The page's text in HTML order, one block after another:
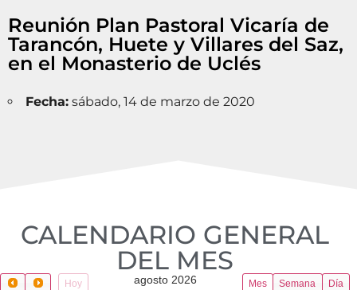
Reunión Plan Pastoral Vicaría de
Tarancón, Huete y Villares del Saz,
en el Monasterio de Uclés
Fecha: sábado, 14 de marzo de 2020
CALENDARIO GENERAL
DEL MES​
Hoy Mes Semana Día
agosto 2026